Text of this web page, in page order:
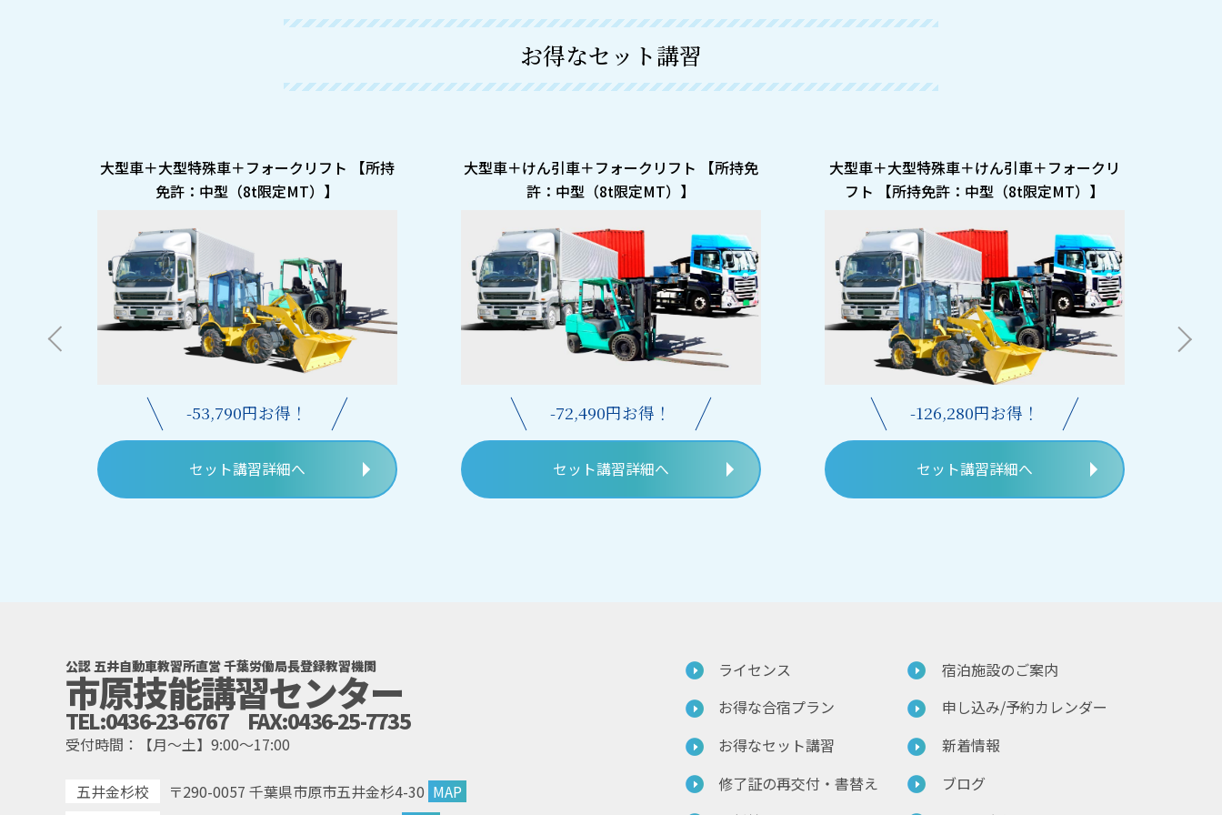
お得なセット講習
大型車＋大型特殊車＋フォークリフト 【所持
免許：中型（8t限定MT）】
-53,790円お得！
セット講習詳細へ
大型車＋けん引車＋フォークリフト 【所持免
許：中型（8t限定MT）】
-72,490円お得！
セット講習詳細へ
大型車＋大型特殊車＋けん引車＋フォークリ
フト 【所持免許：中型（8t限定MT）】
-126,280円お得！
セット講習詳細へ
公認 五井自動車教習所直営 千葉労働局長登録教習機関
市原技能講習センター
TEL:0436-23-6767 FAX:0436-25-7735
受付時間：【月～土】9:00～17:00
五井金杉校 〒290-0057 千葉県市原市五井金杉4-30 MAP
ライセンス
お得な合宿プラン
お得なセット講習
修了証の再交付・書替え
宿泊施設のご案内
申し込み/予約カレンダー
新着情報
ブログ